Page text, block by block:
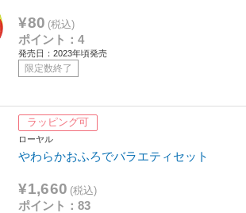
¥80 (税込)
ポイント：4
発売日：2023年頃発売
限定数終了
ラッピング可
ローヤル
やわらかおふろでバラエティセット
¥1,660 (税込)
ポイント：83